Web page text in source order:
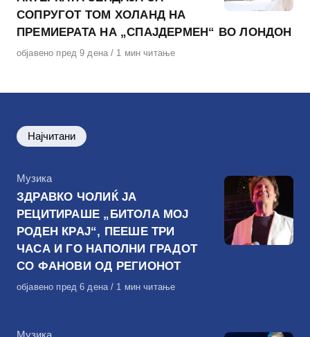
СОПРУГОТ ТОМ ХОЛАНД НА
ПРЕМИЕРАТА НА „СПАЈДЕРМЕН“ ВО ЛОНДОН
Објавено
објавено пред 9 дена 1 мин читање
Најчитани
КАтегорија
Музика
ЗДРАВКО ЧОЛИЌ ЈА
РЕЦИТИРАШЕ „БИТОЛА МОЈ
РОДЕН КРАЈ“, ПЕЕШЕ ТРИ
ЧАСА И ГО НАПОЛНИ ГРАДОТ
СО ФАНОВИ ОД РЕГИОНОТ
Објавено
објавено пред 6 дена 1 мин читање